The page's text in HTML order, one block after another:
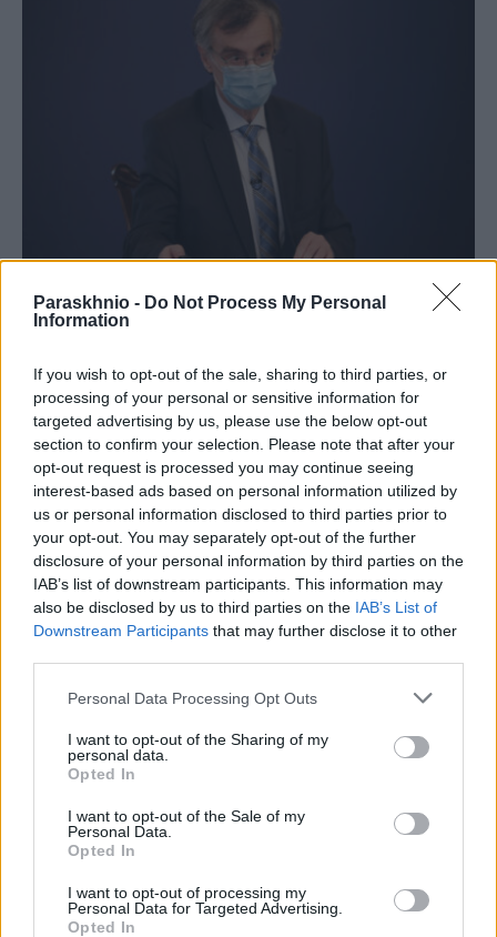
Paraskhnio - Do Not Process My Personal
Information
If you wish to opt-out of the sale, sharing to third parties, or
processing of your personal or sensitive information for
targeted advertising by us, please use the below opt-out
section to confirm your selection. Please note that after your
opt-out request is processed you may continue seeing
interest-based ads based on personal information utilized by
us or personal information disclosed to third parties prior to
your opt-out. You may separately opt-out of the further
disclosure of your personal information by third parties on the
IAB’s list of downstream participants. This information may
also be disclosed by us to third parties on the IAB’s List of
Downstream Participants that may further disclose it to other
Please note that this website/app uses one or more Google
not limited to your visit or usage behaviour. You may click to
grant or deny consent to Google and its third-party tags to
use your data for below specified purposes in below Google
consent section.
Personal Data Processing Opt Outs
I want to opt-out of the Sharing of my
personal data.
Opted In
I want to opt-out of the Sale of my
Personal Data.
Opted In
I want to opt-out of processing my
Personal Data for Targeted Advertising.
Opted In
Καμπανάκι Τσιόρδα για τις γιορτές: Να τηρήσουμε
ΑΝΑΡΤΗΘΗΚΕ ΑΠΟΕΛΕΑΝΑ ΖΑΜΠΑΡΑ 20 ΔΕΚΕΜΒΡΊΟΥ 2021
Το ενδεχόμενο να υποκρύπτεται ένα κύμα της παραλλαγής
Όμικρον μέσα στο κύμα της μετάλλαξης Δέλτα που ήδη επικρατεί
στη χώρα…
Στο “μικροσκόπιο” της δικαιοσύνη η μελέτη
Τσιόδρα – Λύτρα για τις ΜΕΘ
Η μελέτη των καθηγητών Τσιόδρα και Λύτρα για την κατάσταση